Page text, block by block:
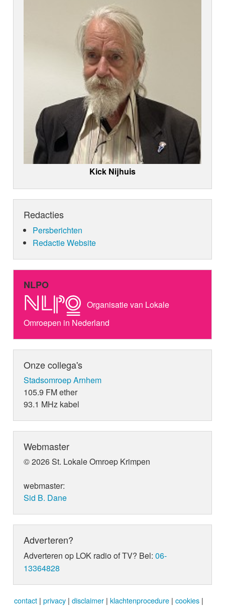
Kick Nijhuis
Redacties
Persberichten
Redactie Website
NLPO
Organisatie van Lokale
Omroepen in Nederland
Onze collega's
Stadsomroep Arnhem
105.9 FM ether
93.1 MHz kabel
Webmaster
© 2026 St. Lokale Omroep Krimpen
webmaster:
Sid B. Dane
Adverteren?
Adverteren op LOK radio of TV? Bel:06-
13364828
contact | privacy | disclaimer | klachtenprocedure | cookies |